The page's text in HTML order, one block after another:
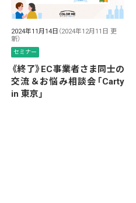
2024年11月14日 （2024年12月11日 更
新）
セミナー
《終了》EC事業者さま同士の
交流＆お悩み相談会「Carty
in 東京」